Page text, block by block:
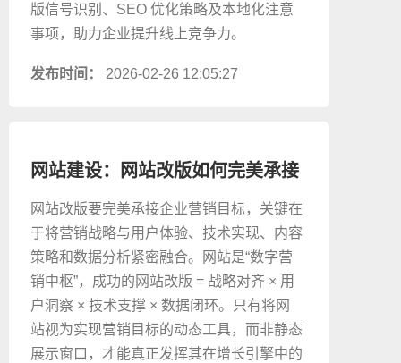
版信号识别、SEO 优化策略及本地化注意
事项，助力企业提升线上竞争力。
发布时间： 2026-02-26 12:05:27
网站建设：网站改版如何完美承接
企业营销目标？
网站改版要完美承接企业营销目标，关键在
于将营销战略与用户体验、技术实现、内容
策略和数据分析紧密融合。网站是“数字营
销中枢”，成功的网站改版 = 战略对齐 × 用
户洞察 × 技术支撑 × 数据闭环。只有将网
站视为实现营销目标的动态工具，而非静态
展示窗口，才能真正发挥其在增长引擎中的